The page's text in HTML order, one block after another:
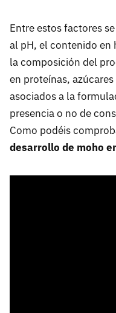
Entre estos factores
al pH, el contenido en
la composición del
en proteínas,
asociados a la
presencia o no de
Como podéis
desarrollo de moho